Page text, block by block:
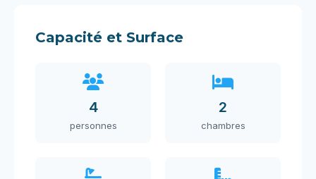
Capacité et Surface
4
personnes
2
chambres